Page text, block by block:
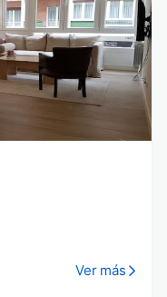
Ver más